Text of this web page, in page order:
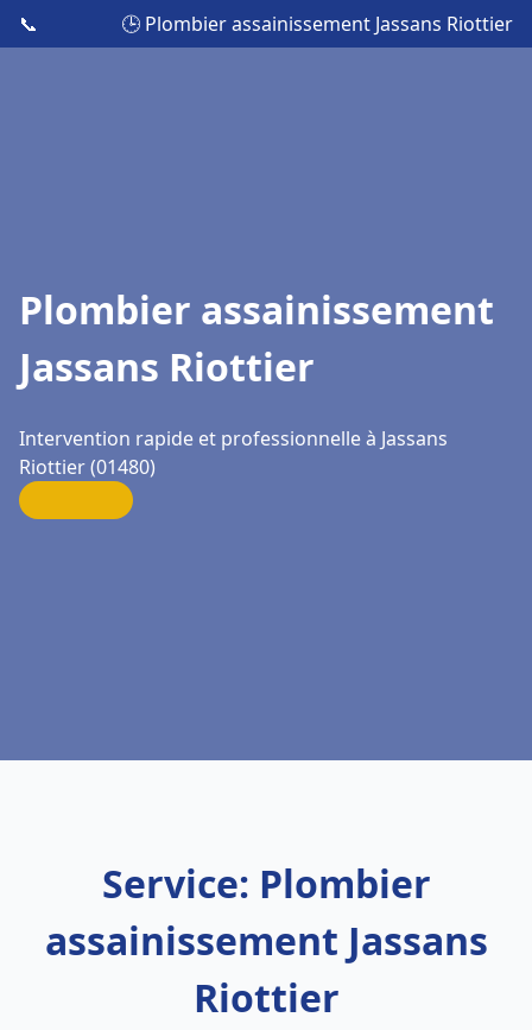
📞 🕒 Plombier assainissement Jassans Riottier
Plombier assainissement
Jassans Riottier
Intervention rapide et professionnelle à Jassans
Riottier (01480)
Service: Plombier
assainissement Jassans
Riottier